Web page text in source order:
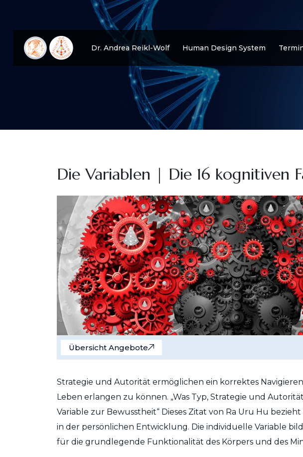
Dr. Andrea Reikl-Wolf Human Design System
Die Variablen | Die 16 kognitiven
Übersicht Angebote
Strategie und Autorität ermöglichen ein korrektes
Leben erlangen zu können. „Was Typ, Strategie und
Variable zur Bewusstheit“ Dieses Zitat von Ra Uru Hu
in der persönlichen Entwicklung. Die individuelle Variable
für die grundlegende Funktionalität des Körpers und des